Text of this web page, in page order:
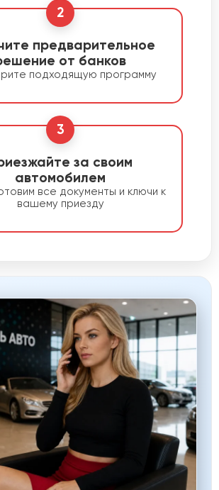
2
предварительное
от банков
подходящую программу
3
за своим
автомобилем
все документы и ключи к
вашему приезду